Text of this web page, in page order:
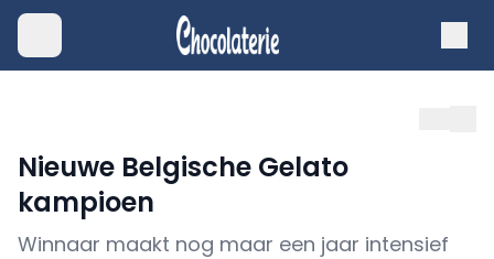
Nieuwe Belgische Gelato
kampioen
Winnaar maakt nog maar een jaar intensief